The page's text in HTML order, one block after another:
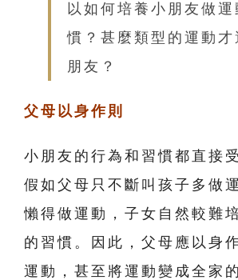
以如何培養小朋友做運
慣？甚麼類型的運動才
朋友？
父母以身作則
小朋友的行為和習慣都直接
假如父母只不斷叫孩子多做
懶得做運動，子女自然較難
的習慣。因此，父母應以身
運動，甚至將運動變成全家